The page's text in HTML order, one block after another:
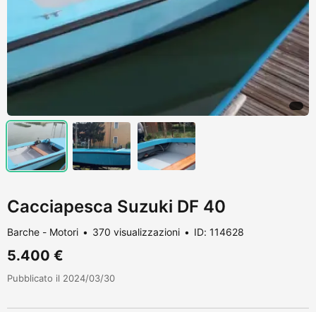
Cacciapesca Suzuki DF 40
Barche - Motori 370 visualizzazioni ID: 114628
5.400 €
Pubblicato il 2024/03/30